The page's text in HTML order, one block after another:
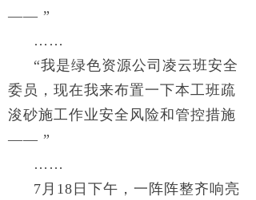
—— ”
……
“我是绿色资源公司凌云班安全
委员，现在我来布置一下本工班疏
浚砂施工作业安全风险和管控措施
—— ”
……
7月18日下午，一阵阵整齐响亮